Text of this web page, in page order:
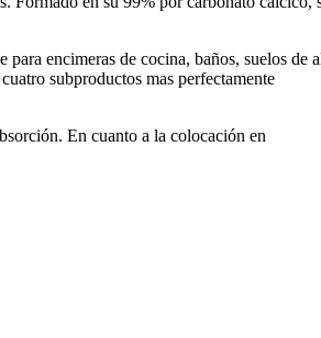
encimeras de cocina, baños, suelos de
subproductos mas perfectamente
En cuanto a la colocación en